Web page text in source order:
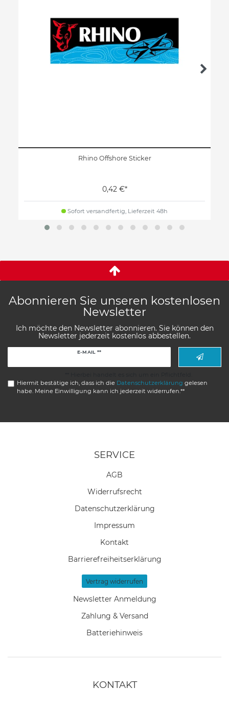
Rhino Offshore Sticker
0,42 €*
Sofort versandfertig, Lieferzeit 48h
Abonnieren Sie unseren kostenlosen
Newsletter
Ich möchte den Newsletter abonnieren. Sie können den
Newsletter jederzeit kostenlos abbestellen.
E-MAIL **
Hiermit bestätige ich, dass ich die Daten­schutz­erklärung gelesen
habe. Meine Einwilligung kann ich jederzeit widerrufen.**
SERVICE
AGB
Widerrufs­recht
Daten­schutz­erklärung
Impressum
Kontakt
Barrierefreiheitserklärung
Vertrag widerrufen
Newsletter Anmeldung
Zahlung & Versand
Batteriehinweis
KONTAKT